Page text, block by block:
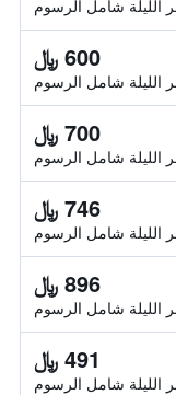
الليلة شامل الرسوم
600 ﷼
الليلة شامل الرسوم
700 ﷼
الليلة شامل الرسوم
746 ﷼
الليلة شامل الرسوم
896 ﷼
الليلة شامل الرسوم
491 ﷼
الليلة شامل الرسوم